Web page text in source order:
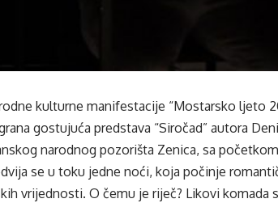
kulturne manifestacije “Mostarsko ljeto
gostujuća predstava “Siročad” autora
narodnog pozorišta Zenica, sa
se u toku jedne noći, koja počinje
vrijednosti. O čemu je riječ? Likovi komada